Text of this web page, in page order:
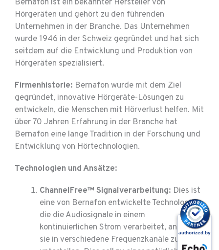
Bernafon ist ein bekannter Hersteller von
Hörgeräten und gehört zu den führenden
Unternehmen in der Branche. Das Unternehmen
wurde 1946 in der Schweiz gegründet und hat sich
seitdem auf die Entwicklung und Produktion von
Hörgeräten spezialisiert.
Firmenhistorie: Bernafon wurde mit dem Ziel
gegründet, innovative Hörgeräte-Lösungen zu
entwickeln, die Menschen mit Hörverlust helfen. Mit
über 70 Jahren Erfahrung in der Branche hat
Bernafon eine lange Tradition in der Forschung und
Entwicklung von Hörtechnologien.
Technologien und Ansätze:
ChannelFree™ Signalverarbeitung: Dies ist
eine von Bernafon entwickelte Technologie,
die die Audiosignale in einem
kontinuierlichen Strom verarbeitet, anstatt
sie in verschiedene Frequenzkanäle zu